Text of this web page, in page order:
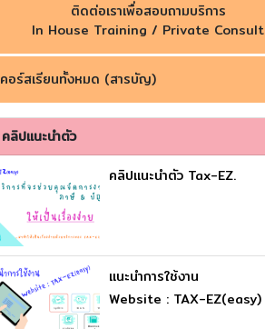
ติดต่อเราเพื่อสอบถามบริการ
In House Training / Private Consult
คอร์สเรียนทั้งหมด (สารบัญ)
คลิปแนะนำตัว
คลิปแนะนำตัว Tax-EZ.
เเนะนำการใช้งาน
Website : TAX-EZ(easy)